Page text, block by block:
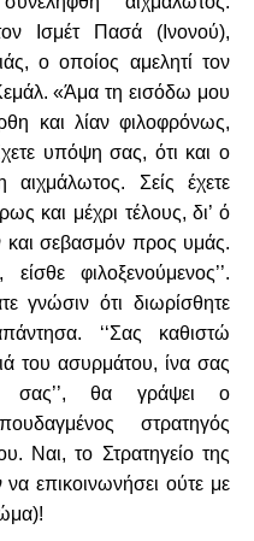
Ισμέτ Πασά (Ινονού),
ο οποίος αμελητί τον
«Άμα τη εισόδω μου
και λίαν φιλοφρόνως,
υπόψη σας, ότι και ο
Σείς έχετε
και μέχρι τέλους, δι’ ό
και σεβασμόν προς υμάς.
φιλοξενούμενος’’.
γνώσιν ότι διωρίσθητε
‘‘Σας καθιστώ
του ασυρμάτου, ίνα σας
σας’’, θα γράψει ο
στρατηγός
Ναι, το Στρατηγείο της
επικοινωνήσει ούτε με